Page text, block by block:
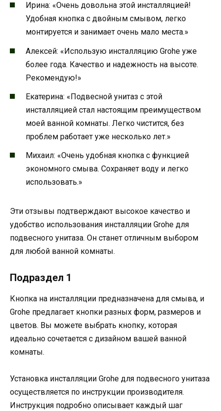
Ирина: «Очень довольна этой инсталляцией!
Удобная кнопка с двойным смывом, легко
монтируется и занимает очень мало места.»
Алексей: «Использую инсталляцию Grohe уже
более года. Качество и надежность на высоте.
Рекомендую!»
Екатерина: «Подвесной унитаз с этой
инсталляцией стал настоящим преимуществом
моей ванной комнаты. Легко чистится, без
проблем работает уже несколько лет.»
Михаил: «Очень удобная кнопка с функцией
экономного смыва. Сохраняет воду и легко
использовать.»
Эти отзывы подтверждают высокое качество и
удобство использования инсталляции Grohe для
подвесного унитаза. Он станет отличным выбором
для любой ванной комнаты.
Подраздел 1
Кнопка на инсталляции предназначена для смыва, и
Grohe предлагает кнопки разных форм, размеров и
цветов. Вы можете выбрать кнопку, которая
идеально сочетается с дизайном вашей ванной
комнаты.
Установка инсталляции Grohe для подвесного унитаза
осуществляется по инструкции производителя.
Инструкция подробно описывает каждый шаг